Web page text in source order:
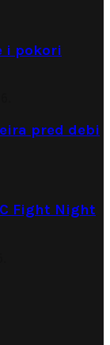
i pokori
pred debi
Fight Night